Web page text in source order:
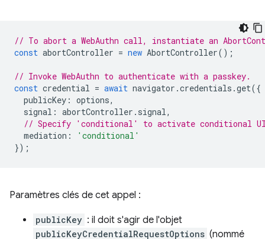
// To abort a WebAuthn call, instantiate an
const abortController = new AbortController();
// Invoke WebAuthn to authenticate with a passkey.
const credential = await navigator .credentials .get({
publicKey : options,
signal : abortController . signal ,
// Specify 'conditional' to activate conditional
mediation :
'conditional'
});
Paramètres clés de cet appel :
publicKey : il doit s'agir de l'objet
publicKeyCredentialRequestOptions (nommé